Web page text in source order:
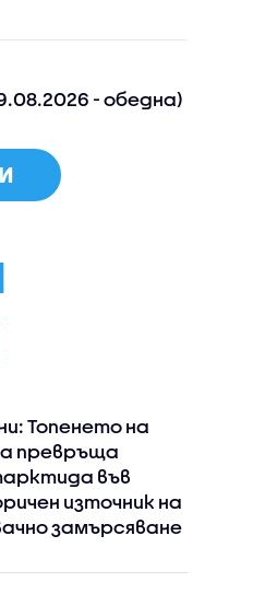
- обедна)
Топенето на
превръща
във
източник на
замърсяване